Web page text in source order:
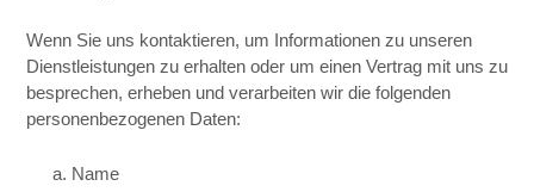
Wenn Sie uns kontaktieren, um Informationen zu unseren
Dienstleistungen zu erhalten oder um einen Vertrag mit uns zu
besprechen, erheben und verarbeiten wir die folgenden
personenbezogenen Daten:
a. Name